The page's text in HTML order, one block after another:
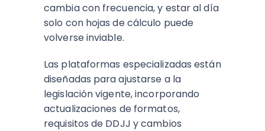
cambia con frecuencia, y estar al día
solo con hojas de cálculo puede
volverse inviable.
Las plataformas especializadas están
diseñadas para ajustarse a la
legislación vigente, incorporando
actualizaciones de formatos,
requisitos de DDJJ y cambios